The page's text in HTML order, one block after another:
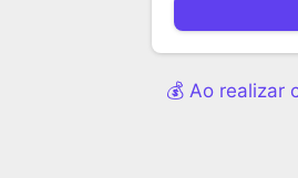
💰 Ao realizar